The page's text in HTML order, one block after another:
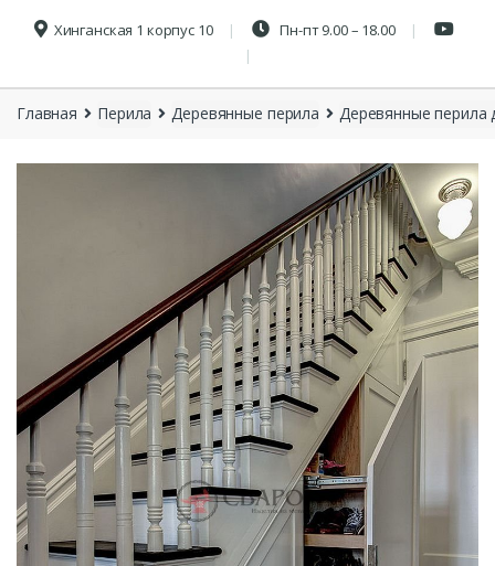
Хинганская 1 корпус 10 Пн-пт 9.00 – 18.00
Главная Перила Деревянные перила Деревянные перила